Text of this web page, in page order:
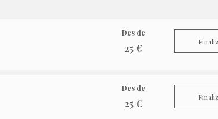
Des de
25 €
Des de
25 €